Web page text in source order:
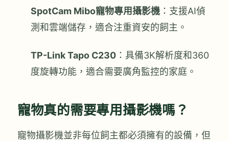
SpotCam Mibo寵物專用攝影機：支援AI偵
測和雲端儲存，適合注重資安的飼主。
TP-Link Tapo C230：具備3K解析度和360
度旋轉功能，適合需要廣角監控的家庭。
寵物真的需要專用攝影機嗎？
寵物攝影機並非每位飼主都必須擁有的設備，但